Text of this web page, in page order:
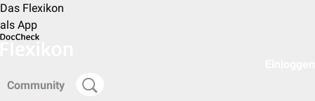
Das Flexikon
als App
Community